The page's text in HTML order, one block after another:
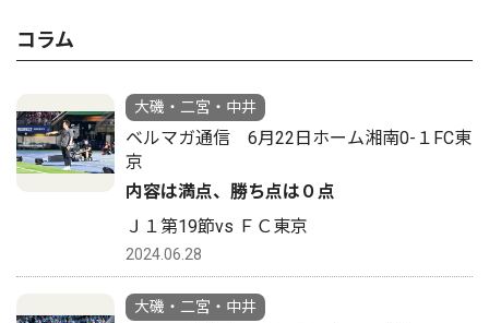
コラム
大磯・二宮・中井
ベルマガ通信 6月22日ホーム湘南0-１FC東
京
内容は満点、勝ち点は０点
Ｊ１第19節vs ＦＣ東京
2024.06.28
大磯・二宮・中井